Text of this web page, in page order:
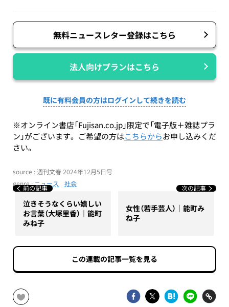
無料ニュースレター登録はこちら
法人向けプランはこちら
既に有料会員の方はログインして続きを読む
※オンライン書店「Fujisan.co.jp」限定で「電子版＋雑誌プラ
ン」がございます。ご希望の方はこちらからお申し込みくだ
さい。
source : 週刊文春 2024年12月5日号
genre :ニュース 社会
前の記事
泣きそうなくらい嬉しい
お言葉（大塚里香）｜能町
みね子
次の記事
女性（若手芸人）｜能町み
ね子
この連載の記事一覧を見る